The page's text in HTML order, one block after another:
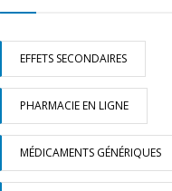
EFFETS SECONDAIRES
PHARMACIE EN LIGNE
MÉDICAMENTS GÉNÉRIQUES